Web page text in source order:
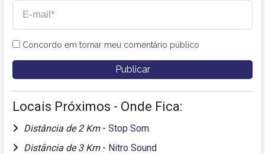
Concordo em tornar meu comentário público
Locais Próximos - Onde Fica:
Distância de 2 Km - Stop Som
Distância de 3 Km - Nitro Sound